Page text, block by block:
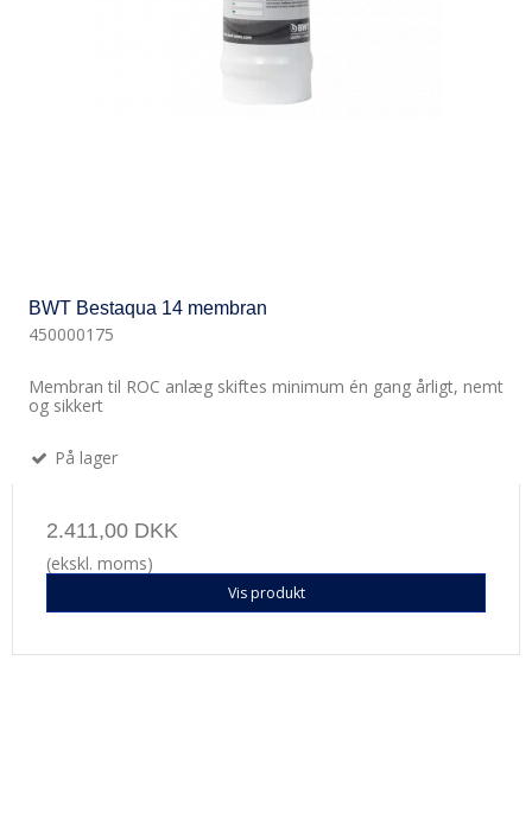
BWT Bestaqua 14 membran
450000175
Membran til ROC anlæg skiftes minimum én gang årligt, nemt
og sikkert
På lager
2.411,00 DKK
(ekskl. moms)
Vis produkt